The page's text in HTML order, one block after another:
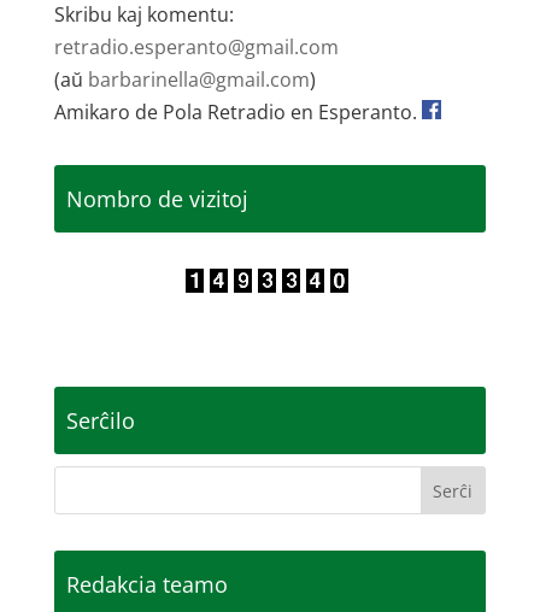
Skribu kaj komentu:
retradio.esperanto@gmail.com
(aŭ barbarinella@gmail.com)
Amikaro de Pola Retradio en Esperanto.
Nombro de vizitoj
Serĉilo
Redakcia teamo